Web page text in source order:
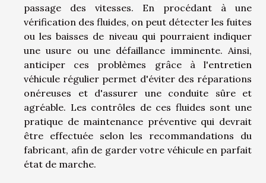
passage des vitesses. En procédant à une
vérification des fluides, on peut détecter les fuites
ou les baisses de niveau qui pourraient indiquer
une usure ou une défaillance imminente. Ainsi,
anticiper ces problèmes grâce à l'entretien
véhicule régulier permet d'éviter des réparations
onéreuses et d'assurer une conduite sûre et
agréable. Les contrôles de ces fluides sont une
pratique de maintenance préventive qui devrait
être effectuée selon les recommandations du
fabricant, afin de garder votre véhicule en parfait
état de marche.